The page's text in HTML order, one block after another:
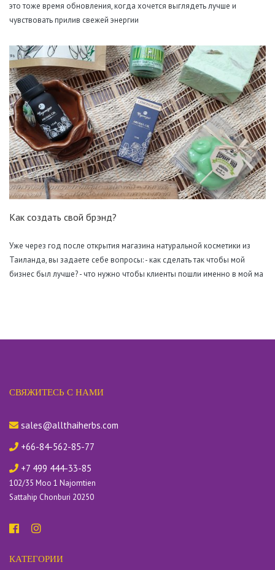
это тоже время обновления, когда хочется выглядеть лучше и
чувствовать прилив свежей энергии
Как создать свой брэнд?
Уже через год после открытия магазина натуральной косметики из
Таиланда, вы задаете себе вопросы: - как сделать так чтобы мой
бизнес был лучше? - что нужно чтобы клиенты пошли именно в мой ма
СВЯЖИТЕСЬ С НАМИ
sales@allthaiherbs.com
+66-84-562-85-77
+7 499 444-33-85
102/35 Moo 1 Najomtien
Sattahip Chonburi 20250
КАТЕГОРИИ